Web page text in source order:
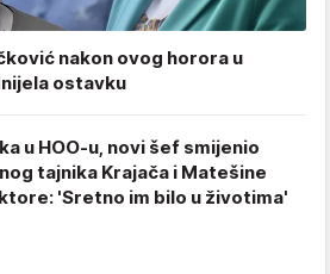
nakon ovog horora u
ostavku
u HOO-u, novi šef smijenio
tajnika Krajača i Matešine
'Sretno im bilo u životima'